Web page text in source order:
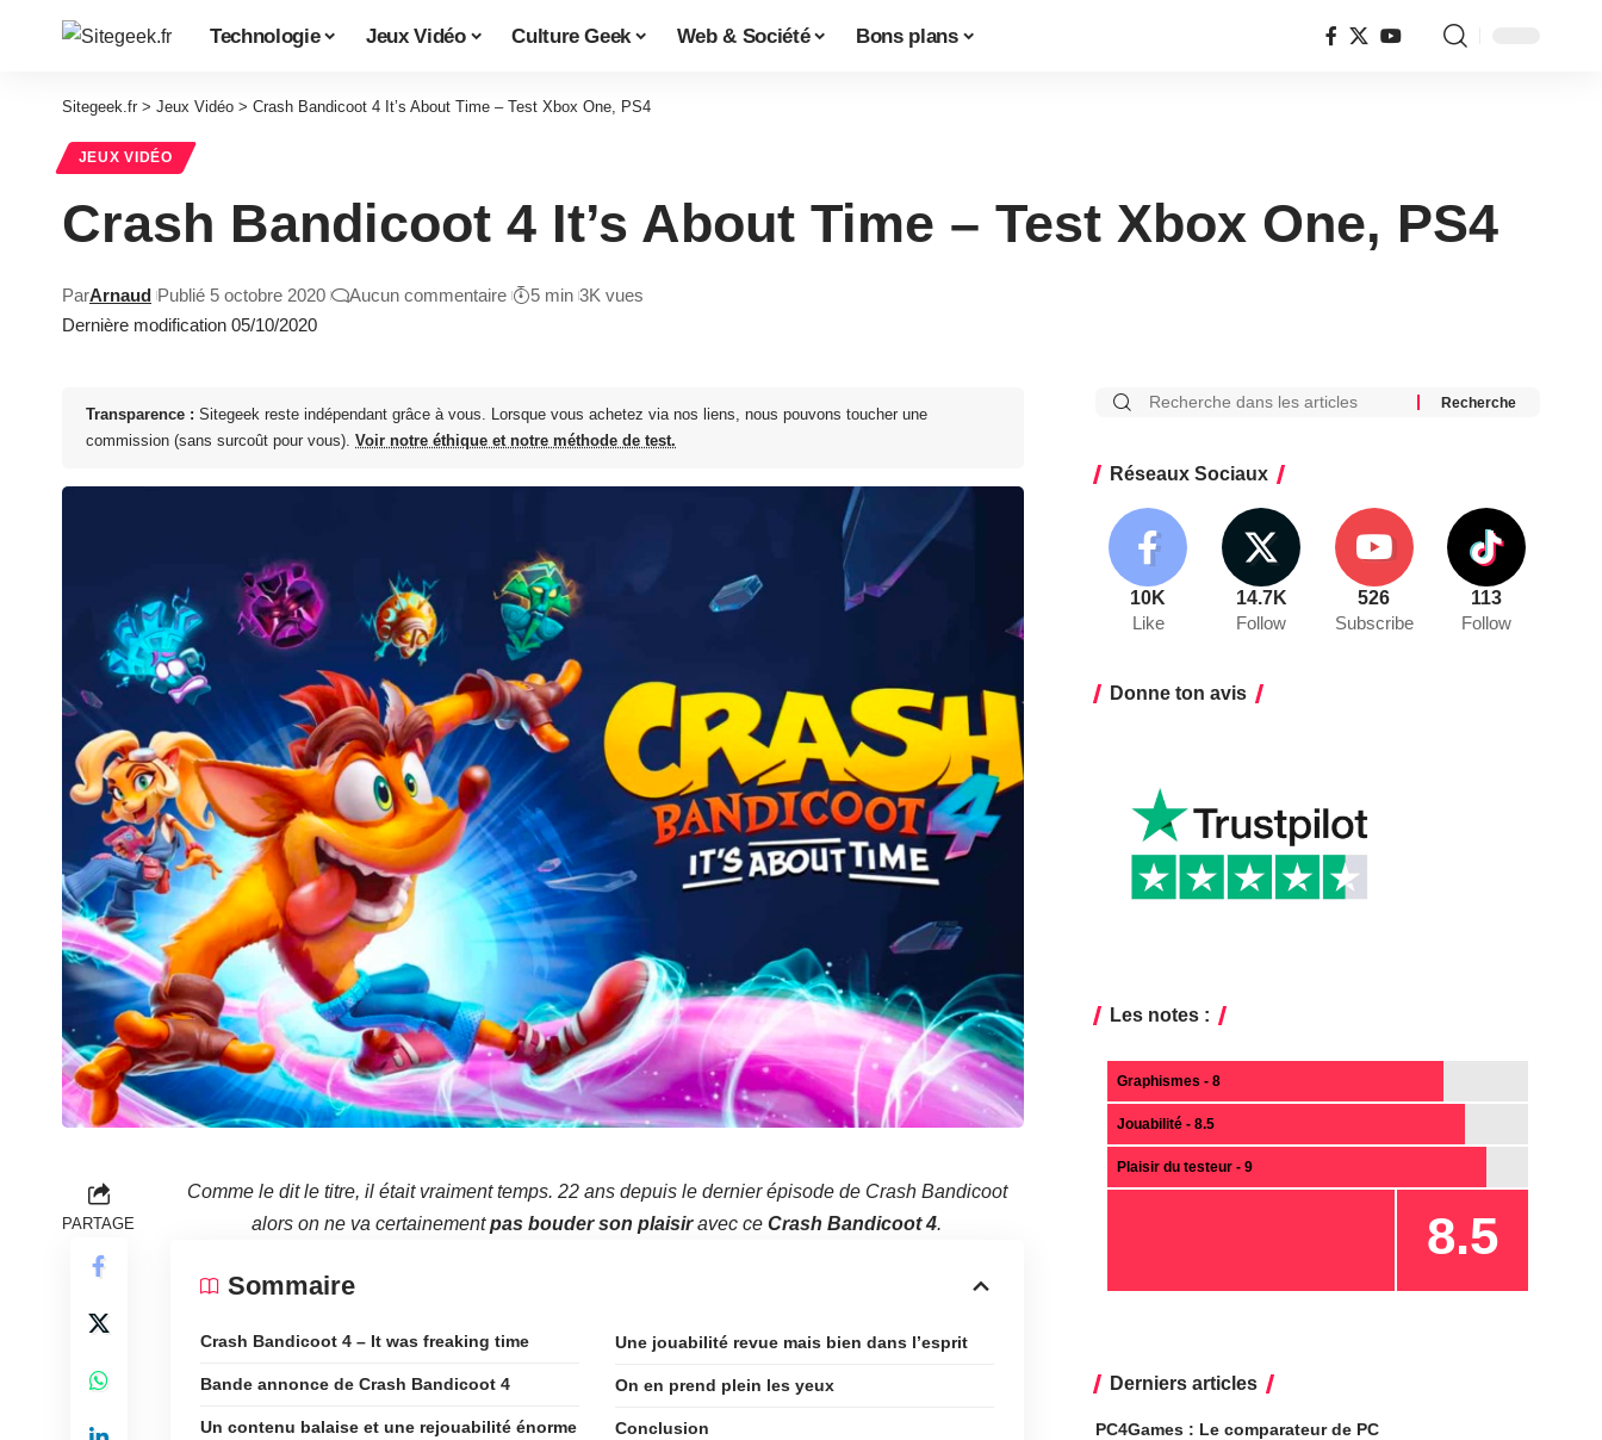
Technologie Jeux Vidéo Culture Geek Web & Société Bons plans
Sitegeek.fr > Jeux Vidéo > Crash Bandicoot 4 It’s About Time – Test Xbox One, PS4
JEUX VIDÉO
Crash Bandicoot 4 It’s About Time – Test Xbox One, PS4
Dernière modification 05/10/2020
ParArnaud Publié 5 octobre 2020 Aucun commentaire 5 min 3K vues
Transparence : Sitegeek reste indépendant grâce à vous. Lorsque vous achetez via nos liens, nous pouvons toucher une
commission (sans surcoût pour vous). Voir notre éthique et notre méthode de test.
PARTAGE
Comme le dit le titre, il était vraiment temps. 22 ans depuis le dernier épisode de Crash Bandicoot
alors on ne va certainementpas bouder son plaisiravec ceCrash Bandicoot 4.
Sommaire
Crash Bandicoot 4 – It was freaking time
Bande annonce de Crash Bandicoot 4
Un contenu balaise et une rejouabilité énorme
Une jouabilité revue mais bien dans l’esprit
On en prend plein les yeux
Conclusion
Réseaux Sociaux
10K
Like
14.7K
Follow
526
Subscribe
113
Follow
Donne ton avis
Les notes :
Graphismes - 8
Jouabilité - 8.5
Plaisir du testeur - 9
8.5
Derniers articles
PC4Games : Le comparateur de PC